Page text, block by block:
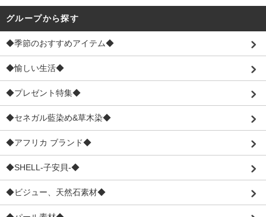
グループから探す
◆季節のおすすめアイテム◆
◆愉しい生活◆
◆プレゼント特集◆
◆セネガル藍染め&草木染◆
◆アフリカ ブランド◆
◆SHELL-子安貝-◆
◆ビジュー、天然石素材◆